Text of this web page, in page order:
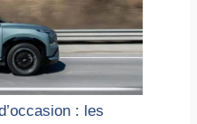
: les